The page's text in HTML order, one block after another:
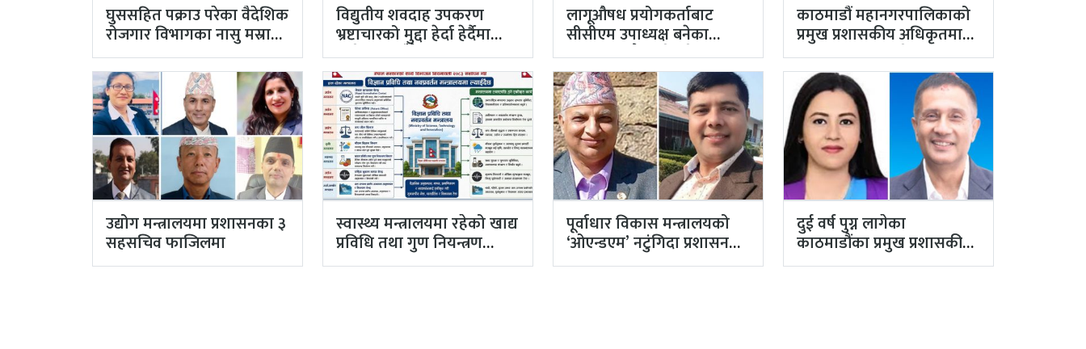
घुससहित पक्राउ परेका वैदेशिक
रोजगार विभागका नासु मस्राङ्गी
भ्रष्टाचारी ठहर
विद्युतीय शवदाह उपकरण
भ्रष्टाचारको मुद्दा हेर्दा हेर्दैमा
राखेर टुंग्याइँदै
लागूऔषध प्रयोगकर्ताबाट
सीसीएम उपाध्यक्ष बनेका
गुरुङको अवैध इमेलले उठायो
अध्यक्ष…
काठमाडौं महानगरपालिकाको
प्रमुख प्रशासकीय अधिकृतमा
अर्याल, सहसचिव केसी
अख्तियारबाट ‘आउट’
उद्योग मन्त्रालयमा प्रशासनका ३
सहसचिव फाजिलमा
स्वास्थ्य मन्त्रालयमा रहेको खाद्य
प्रविधि तथा गुण नियन्त्रण
विभाग विज्ञान…
पूर्वाधार विकास मन्त्रालयको
‘ओएन्डएम’ नटुंगिदा प्रशासनका
सहसचिवको भएन व्यवस्थापन
दुई वर्ष पुग्न लागेका
काठमाडौंका प्रमुख प्रशासकीय
अधिकृत गुरागाईं अवकाशमा,…